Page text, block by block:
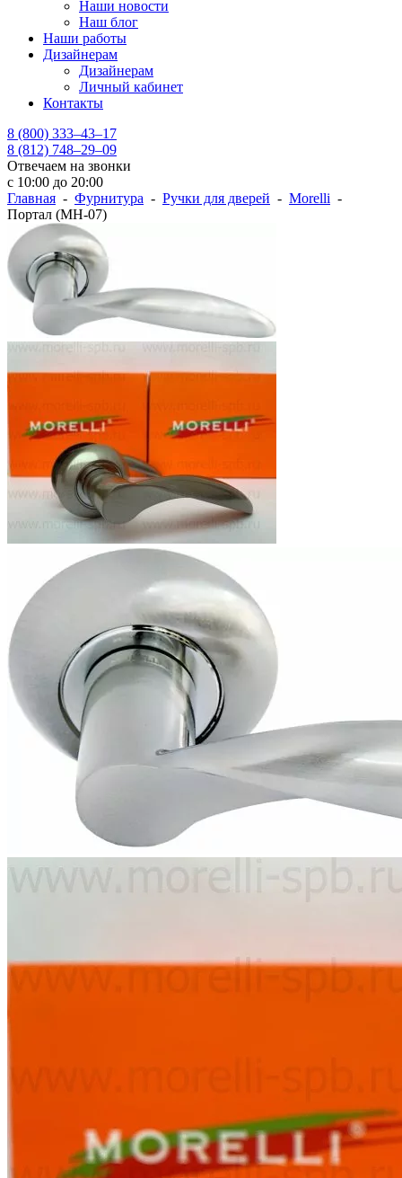
Наши новости
Наш блог
Наши работы
Дизайнерам
Дизайнерам
Личный кабинет
Контакты
8 (800) 333–43–17
8 (812) 748–29–09
Отвечаем на звонки
с 10:00 до 20:00
Главная - Фурнитура - Ручки для дверей - Morelli -
Портал (MH-07)